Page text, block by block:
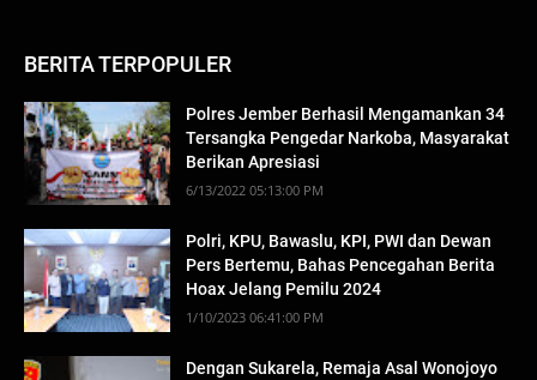
BERITA TERPOPULER
Polres Jember Berhasil Mengamankan 34
Tersangka Pengedar Narkoba, Masyarakat
Berikan Apresiasi
6/13/2022 05:13:00 PM
Polri, KPU, Bawaslu, KPI, PWI dan Dewan
Pers Bertemu, Bahas Pencegahan Berita
Hoax Jelang Pemilu 2024
1/10/2023 06:41:00 PM
Dengan Sukarela, Remaja Asal Wonojoyo